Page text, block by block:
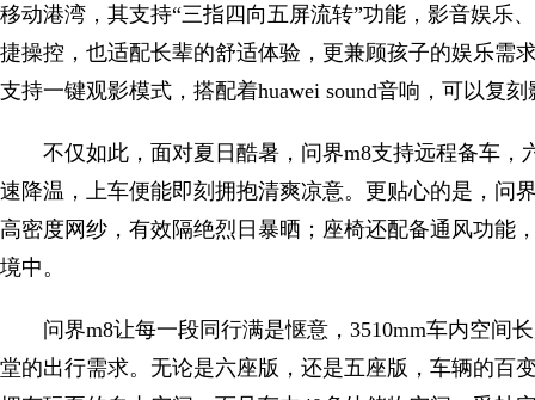
移动港湾，其支持“三指四向五屏流转”功能，影音娱乐
捷操控，也适配长辈的舒适体验，更兼顾孩子的娱乐需
支持一键观影模式，搭配着huawei sound音响，可以复
不仅如此，面对夏日酷暑，问界m8支持远程备车
速降温，上车便能即刻拥抱清爽凉意。更贴心的是，问
高密度网纱，有效隔绝烈日暴晒；座椅还配备通风功能
境中。
问界m8让每一段同行满是惬意，3510mm车内空间
堂的出行需求。无论是六座版，还是五座版，车辆的百